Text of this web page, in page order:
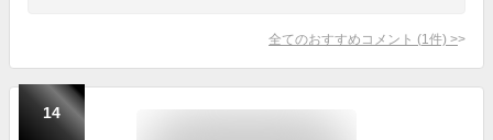
全てのおすすめコメント (1 件) >
14